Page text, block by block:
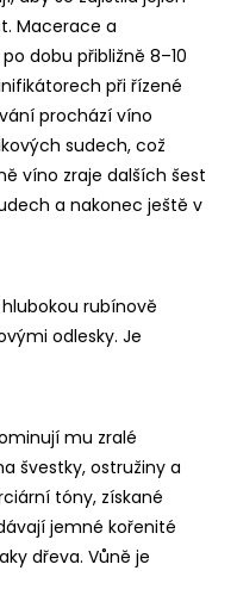
Macerace a
dobu přibližně 8–10
při řízené
prochází víno
sudech, což
víno zraje dalších šest
a nakonec ještě v
rubínově
odlesky. Je
mu zralé
švestky, ostružiny a
tóny, získané
jemné kořenité
dřeva. Vůně je